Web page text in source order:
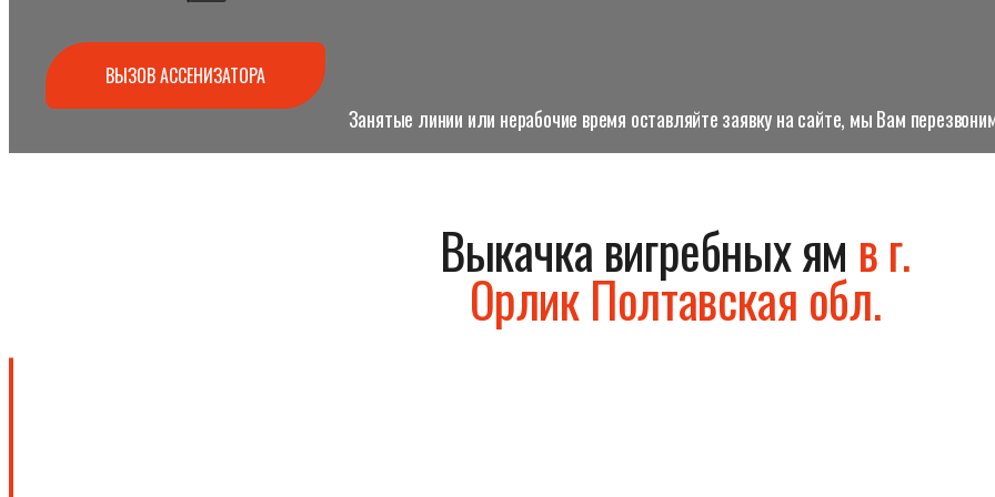
ВЫЗОВ АССЕНИЗАТОРА
Занятые линии или нерабочие время оставляйте заявку на сайте, мы Вам
Выкачка вигребных ям в г.
Орлик Полтавская обл.